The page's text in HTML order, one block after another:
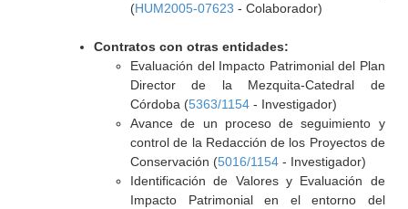
(HUM2005-07623 - Colaborador)
Contratos con otras entidades:
Evaluación del Impacto Patrimonial del Plan
Director de la Mezquita-Catedral de
Córdoba (5363/1154- Investigador)
Avance de un proceso de seguimiento y
control de la Redacción de los Proyectos de
Conservación (5016/1154- Investigador)
Identificación de Valores y Evaluación de
Impacto Patrimonial en el entorno del